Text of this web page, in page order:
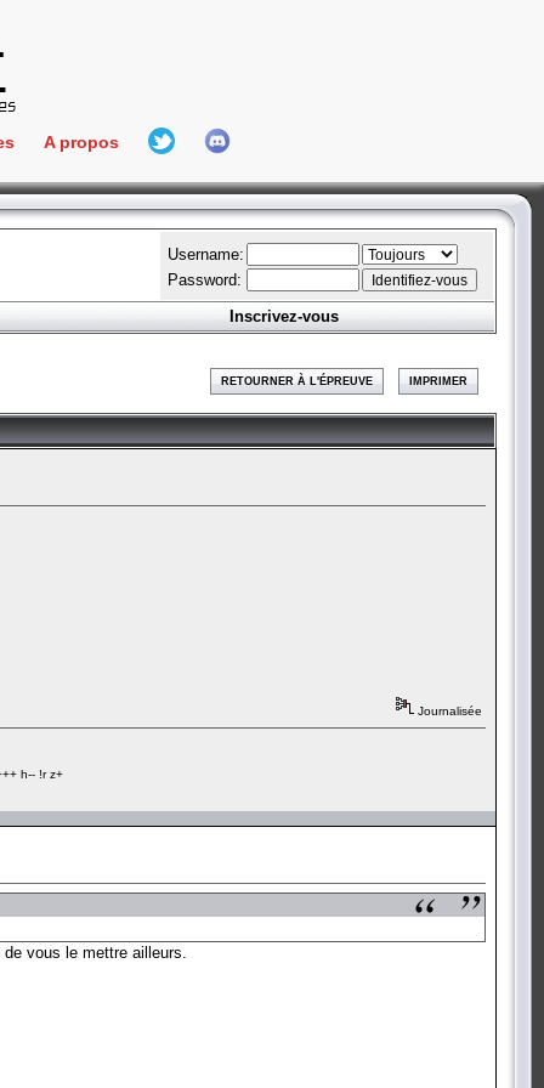
Connect
A propos
L'équipe
Hall Of Fame
Username:
Password:
Inscrivez-vous
RETOURNER À L'ÉPREUVE IMPRIMER
Journalisée
h-- !r z+
vous le mettre ailleurs.